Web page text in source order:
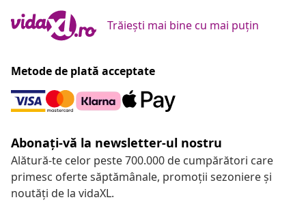
Trăiești mai bine cu mai puțin
Metode de plată acceptate
Abonați-vă la newsletter-ul nostru
Alătură-te celor peste 700.000 de cumpărători care
primesc oferte săptămânale, promoții sezoniere și
noutăți de la vidaXL.